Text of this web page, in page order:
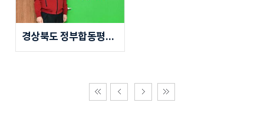
여론조사
경상북도 정부합동평가 2년 연속 전국 1위!!